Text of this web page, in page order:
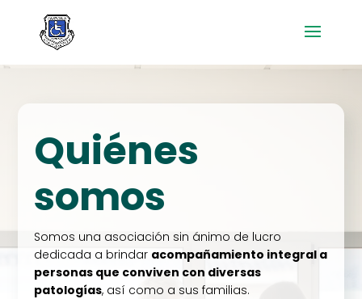
Quiénes
somos
Somos una asociación sin ánimo de lucro
dedicada a brindar acompañamiento integral a
personas que conviven con diversas
patologías, así como a sus familias.